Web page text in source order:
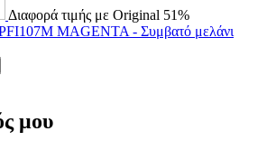
Διαφορά τιμής με Original 51%
MAGENTA - Συμβατό μελάνι
μου